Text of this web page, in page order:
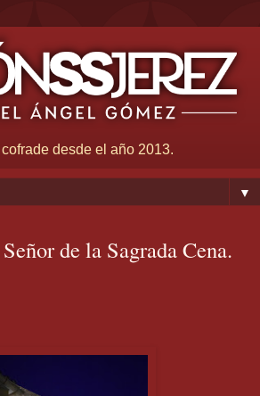
desde el año 2013.
▼
de la Sagrada Cena.